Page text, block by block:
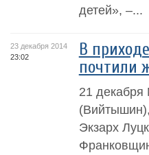
детей», –...
23 декабря 2014
23:02
В
почтили
21
Экзарх